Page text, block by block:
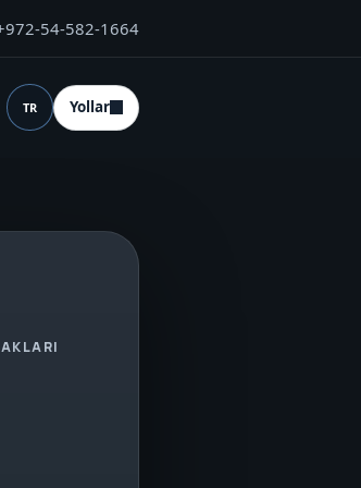
54-582-1664
Dil (desktop)
TR Yollar